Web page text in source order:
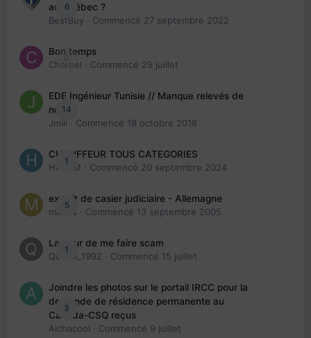
6
au Québec ?
BestBuy · Commencé 27 septembre 2022
0
Bon temps
Charbel · Commencé 29 juillet
14
EDE Ingénieur Tunisie // Manque relevés de
note
Jmili · Commencé 18 octobre 2018
1
CHAUFFEUR TOUS CATEGORIES
HAZEM · Commencé 20 septembre 2024
5
extrait de casier judiciaire - Allemagne
maries · Commencé 13 septembre 2005
1
La peur de me faire scam
Queen_1992 · Commencé 15 juillet
3
Joindre les photos sur le portail IRCC pour la
demande de résidence permanente au
Canada-CSQ reçus
Aichacool · Commencé 9 juillet